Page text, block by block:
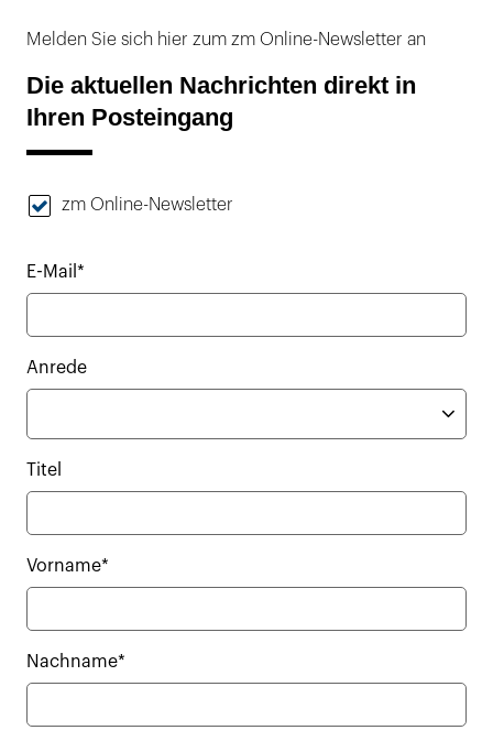
Melden Sie sich hier zum zm Online-Newsletter an
Die aktuellen Nachrichten direkt in
Ihren Posteingang
zm Online-Newsletter
E-Mail*
Anrede
Titel
Vorname*
Nachname*